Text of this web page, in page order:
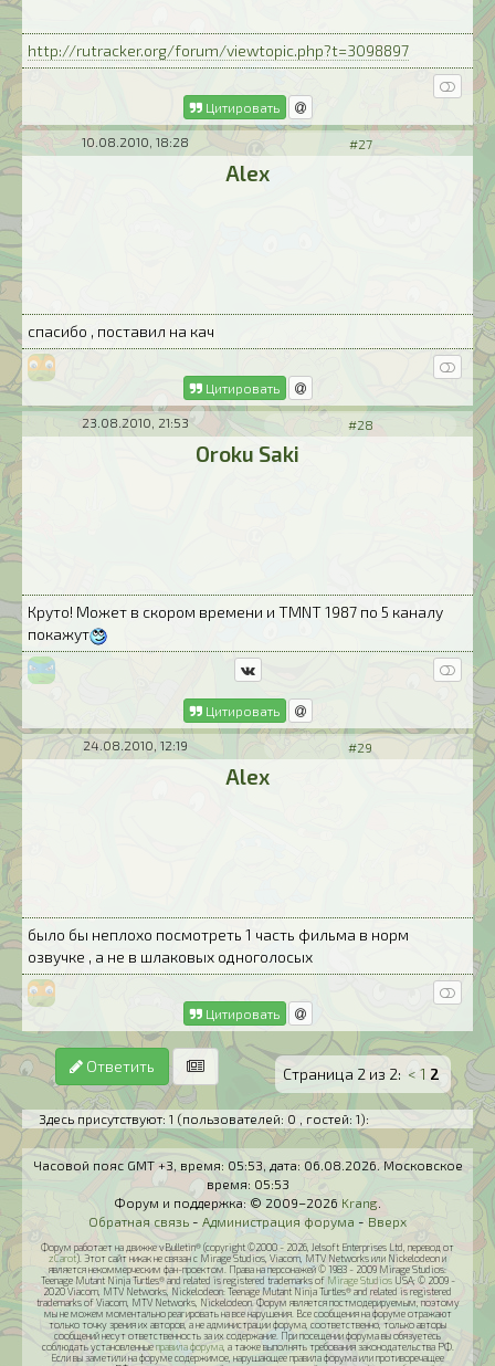
http://rutracker.org/forum/viewtopic.php?t=3098897
Цитировать
10.08.2010, 18:28 #27
Alex
спасибо , поставил на кач
Цитировать
23.08.2010, 21:53 #28
Oroku Saki
Круто! Может в скором времени и TMNT 1987 по 5 каналу
покажут
Цитировать
24.08.2010, 12:19 #29
Alex
было бы неплохо посмотреть 1 часть фильма в норм
озвучке , а не в шлаковых одноголосых
Цитировать
Ответить Страница 2 из 2: < 1 2
Здесь присутствуют: 1 (пользователей: 0 , гостей: 1):
Часовой пояс GMT +3, время: 05:53, дата: 06.08.2026. Московское
время: 05:53
Форум и поддержка: © 2009–2026 Krang.
Обратная связь - Администрация форума - Вверх
Форум работает на движке vBulletin® (copyright ©2000 - 2026, Jelsoft Enterprises Ltd, перевод от
zCarot). Этот сайт никак не связан с Mirage Studios, Viacom, MTV Networks или Nickelodeon и
является некоммерческим фан-проектом. Права на персонажей © 1983 - 2009 Mirage Studios:
Teenage Mutant Ninja Turtles® and related is registered trademarks of Mirage StudiosUSA; © 2009 -
2020 Viacom, MTV Networks, Nickelodeon: Teenage Mutant Ninja Turtles® and related is registered
trademarks of Viacom, MTV Networks, Nickelodeon. Форум является постмодерируемым, поэтому
мы не можем моментально реагировать на все нарушения. Все сообщения на форуме отражают
только точку зрения их авторов, а не администрации форума, соответственно, только авторы
сообщений несут ответственность за их содержание. При посещении форума вы обязуетесь
соблюдать установленныеправила форума, а также выполнять требования законодательства РФ.
Если вы заметили на форуме содержимое, нарушающее правила форума или противоречащее